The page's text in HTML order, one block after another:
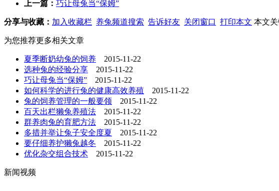
上一篇： 巧让母兔当“保姆”
分享与收藏： 加入收藏栏 养兔频道搜索 告诉好友 关闭窗口 打印本文 本文关
为您推荐更多相关文章
夏季断奶幼兔的饲养
2015-11-22
选种兔的经验分享
2015-11-22
巧让母兔当“保姆”
2015-11-22
如何科学的进行兔的健康高效养殖
2015-11-22
兔的饲养管理的一般要领
2015-11-22
百天出栏獭兔养殖法
2015-11-22
群养肉兔的育肥方法
2015-11-22
多措并举让兔子安全度夏
2015-11-22
要仔细养护獭兔越冬
2015-11-22
优化杂交组合技术
2015-11-22
新闻视频